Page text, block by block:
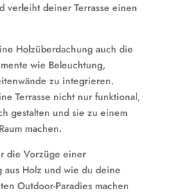
verleiht deiner Terrasse einen
Holzüberdachung auch die
wie Beleuchtung,
zu integrieren.
Terrasse nicht nur funktional,
gestalten und sie zu einem
machen.
die Vorzüge einer
aus Holz und wie du deine
Outdoor-Paradies machen